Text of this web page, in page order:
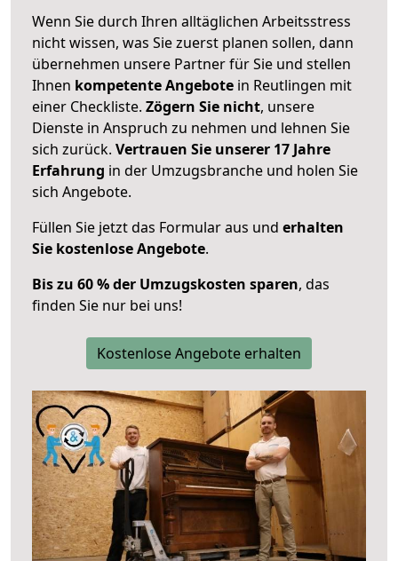
Wenn Sie durch Ihren alltäglichen Arbeitsstress
nicht wissen, was Sie zuerst planen sollen, dann
übernehmen unsere Partner für Sie und stellen
Ihnen kompetente Angebote in Reutlingen mit
einer Checkliste. Zögern Sie nicht, unsere
Dienste in Anspruch zu nehmen und lehnen Sie
sich zurück. Vertrauen Sie unserer 17 Jahre
Erfahrung in der Umzugsbranche und holen Sie
sich Angebote.
Füllen Sie jetzt das Formular aus und erhalten
Sie kostenlose Angebote.
Bis zu 60 % der Umzugskosten sparen, das
finden Sie nur bei uns!
Kostenlose Angebote erhalten